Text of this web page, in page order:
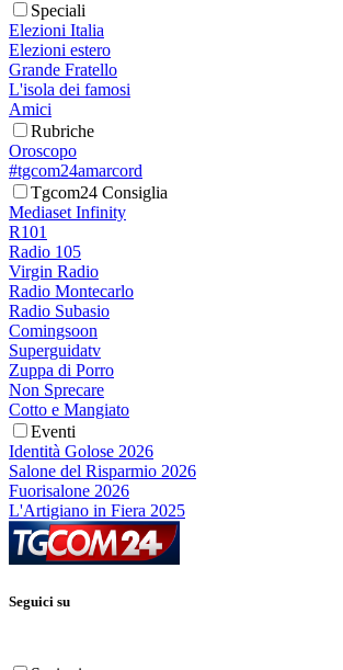
Speciali
Elezioni Italia
Elezioni estero
Grande Fratello
L'isola dei famosi
Amici
Rubriche
Oroscopo
#tgcom24amarcord
Tgcom24 Consiglia
Mediaset Infinity
R101
Radio 105
Virgin Radio
Radio Montecarlo
Radio Subasio
Comingsoon
Superguidatv
Zuppa di Porro
Non Sprecare
Cotto e Mangiato
Eventi
Identità Golose 2026
Salone del Risparmio 2026
Fuorisalone 2026
L'Artigiano in Fiera 2025
Seguici su